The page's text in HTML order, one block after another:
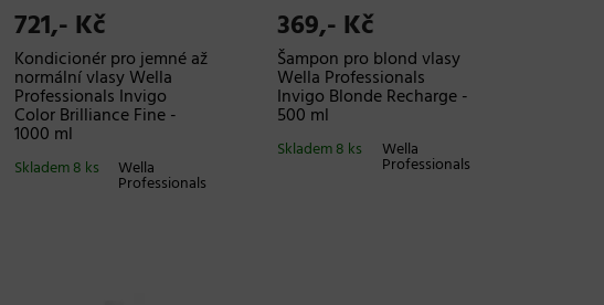
721,- Kč
Kondicionér pro jemné až
normální vlasy Wella
Professionals Invigo
Color Brilliance Fine -
1000 ml
Wella
Professionals
Skladem 8 ks
369,- Kč
Šampon pro blond vlasy
Wella Professionals
Invigo Blonde Recharge -
500 ml
Wella
Professionals
Skladem 8 ks